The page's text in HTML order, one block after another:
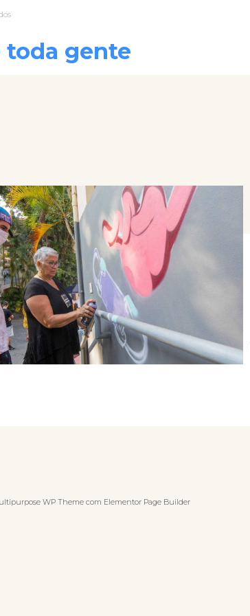
toda gente
WP Theme com Elementor Page Builder